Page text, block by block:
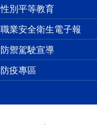
性別平等教育
職業安全衛生電子報
防禦駕駛宣導
防疫專區